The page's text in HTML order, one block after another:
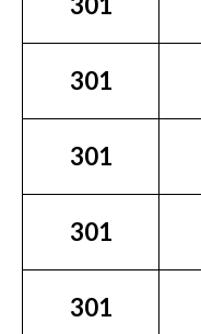
301
301
301
301